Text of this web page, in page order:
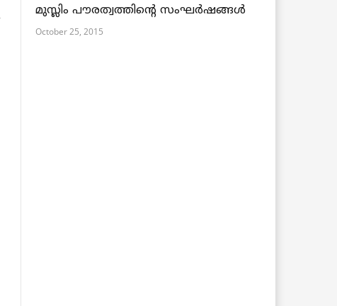
മുസ്ലിം പൗരത്വത്തിന്റെ സംഘര്‍ഷങ്ങള്‍
October 25, 2015